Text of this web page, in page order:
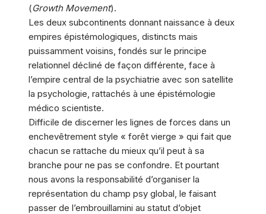
(Growth Movement).
Les deux subcontinents donnant naissance à deux
empires épistémologiques, distincts mais
puissamment voisins, fondés sur le principe
relationnel décliné de façon différente, face à
l’empire central de la psychiatrie avec son satellite
la psychologie, rattachés à une épistémologie
médico scientiste.
Difficile de discerner les lignes de forces dans un
enchevêtrement style « forêt vierge » qui fait que
chacun se rattache du mieux qu’il peut à sa
branche pour ne pas se confondre. Et pourtant
nous avons la responsabilité d’organiser la
représentation du champ psy global, le faisant
passer de l’embrouillamini au statut d’objet